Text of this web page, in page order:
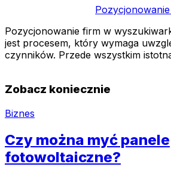
Pozycjonowanie firm w
jest procesem, który wymaga
czynników. Przede wszystkim
Zobacz koniecznie
Biznes
Czy można myć panele
fotowoltaiczne?